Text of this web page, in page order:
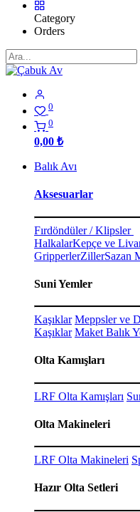
Category
Orders
0
0
0,00 ₺
Balık Avı
Aksesuarlar
Fırdöndüler / Klipsler
HalkalarKepçe ve
GripperlerZillerSazan
Suni Yemler
Kaşıklar Meppsler ve
Kaşıklar Maket Balık
Olta Kamışları
LRF Olta Kamışları
Olta Makineleri
LRF Olta Makineleri
Hazır Olta Setleri